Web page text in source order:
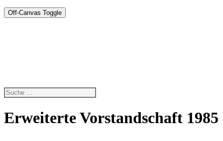
Off-Canvas Toggle
Erweiterte Vorstandschaft 1985